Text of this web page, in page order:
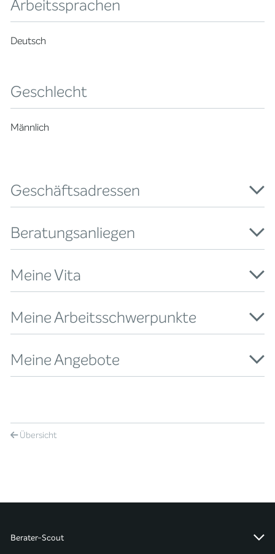
Arbeitssprachen
Deutsch
Geschlecht
Männlich
Geschäftsadressen
Beratungsanliegen
Meine Vita
Meine Arbeitsschwerpunkte
Meine Angebote
Übersicht
Berater-Scout